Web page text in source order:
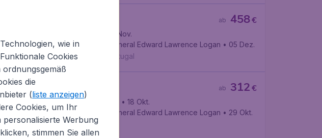
€
458
ab
• 26 Nov.
, Internationaler Flughafen General Edward Lawrence Logan • 05 Dez.
1 Stunde gefunden • TAP Air Portugal
€
312
ab
Flughafen Berlin Brandenburg
• 18 Okt.
, Internationaler Flughafen General Edward Lawrence Logan • 29 Okt.
1 Stunde gefunden •Lufthansa
wie in
Cookies
ordnungsgemäß
die
(liste anzeigen)
Cookies, um Ihr
Werbung
stimmen Sie allen